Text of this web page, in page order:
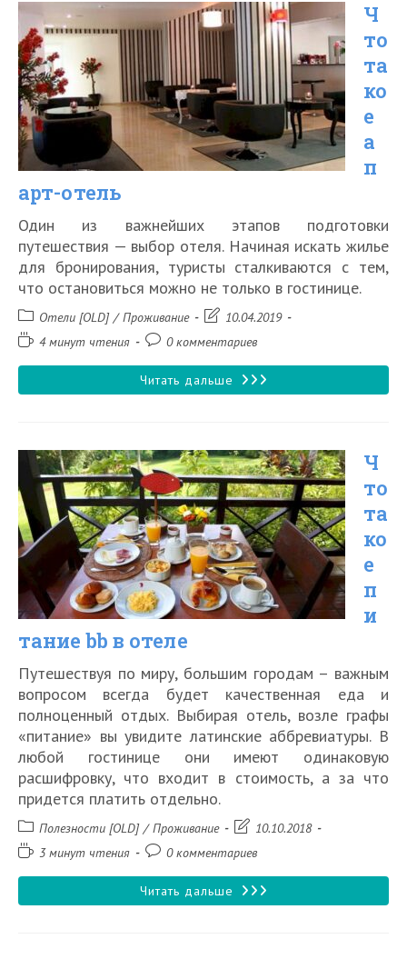
между
мотелем,
отелем
и
гостиницей
Ч
то
та
ко
е
а
п
арт-отель
Один из важнейших этапов подготовки
путешествия — выбор отеля. Начиная искать жилье
для бронирования, туристы сталкиваются с тем,
что остановиться можно не только в гостинице.
Рубрика
записи:
Отели [OLD] / Проживание
Запись10.04.2019
Время4 минут чтения
Комментарии
записи:
0 комментариев
Читать дальше Что
отель
Ч
то
та
ко
е
п
и
тание bb в отеле
Путешествуя по миру, большим городам – важным
вопросом всегда будет качественная еда и
полноценный отдых. Выбирая отель, возле графы
«питание» вы увидите латинские аббревиатуры. В
любой гостинице они имеют одинаковую
расшифровку, что входит в стоимость, а за что
придется платить отдельно.
Рубрика
записи:
Полезности [OLD] / Проживание
Запись10.10.2018
Время3 минут чтения
Комментарии
записи:
0 комментариев
Читать дальше Что